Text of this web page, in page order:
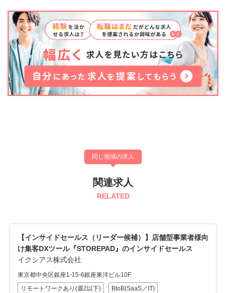
同じ地域の求人
関連求人
RELATED
ドセールス（リーダー候補）】店舗型事業者様向
ツール『STOREPAD』のインサイドセールス
株式会社
銀座1-15-6銀座東洋ビル10F
ークあり(週2以下)
BtoB(SaaS／IT)
フードデリ
SaaS『